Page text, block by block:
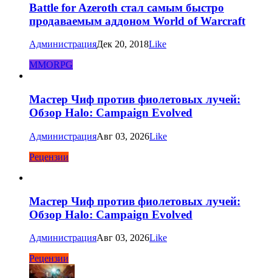
Battle for Azeroth стал самым быстро
продаваемым аддоном World of Warcraft
АдминистрацияДек 20, 2018Like
MMORPG
Мастер Чиф против фиолетовых лучей:
Обзор Halo: Campaign Evolved
АдминистрацияАвг 03, 2026Like
Рецензии
Мастер Чиф против фиолетовых лучей:
Обзор Halo: Campaign Evolved
АдминистрацияАвг 03, 2026Like
Рецензии